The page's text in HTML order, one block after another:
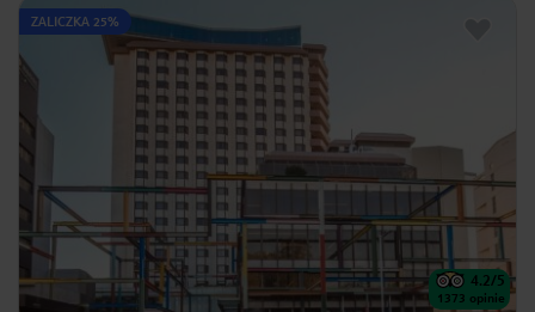
ZALICZKA 25%
4.2/5
1373 opinie